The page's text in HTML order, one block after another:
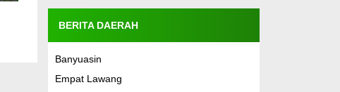
BERITA DAERAH
Banyuasin
Empat Lawang